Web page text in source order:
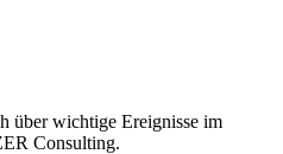
über wichtige Ereignisse im
Consulting.